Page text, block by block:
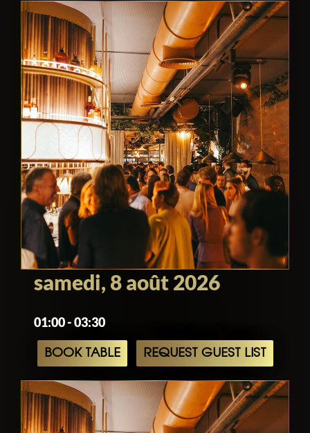
samedi, 8 août 2026
01:00 - 03:30
BOOK TABLE REQUEST GUEST LIST